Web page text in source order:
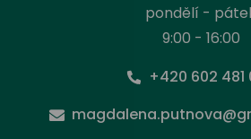
pondělí -
9:00 - 16:00
+420 602 481